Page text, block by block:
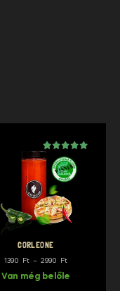
értékelés alapján
Értékelés
1
CORLEONE
1390 Ft – 2990 FtÁrtartomány:
1390 Ft
Van még belőle